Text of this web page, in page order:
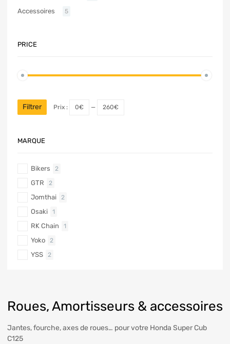
Roues, Amortisseurs & accessoires
Jantes, fourche, axes de roues… pour votre Honda Super Cub
C125
Accessoires 5
PRICE
Filtrer Prix : 0€ — 260€
MARQUE
Bikers 2
GTR 2
Jomthai 2
Osaki 1
RK Chain 1
Yoko 2
YSS 2